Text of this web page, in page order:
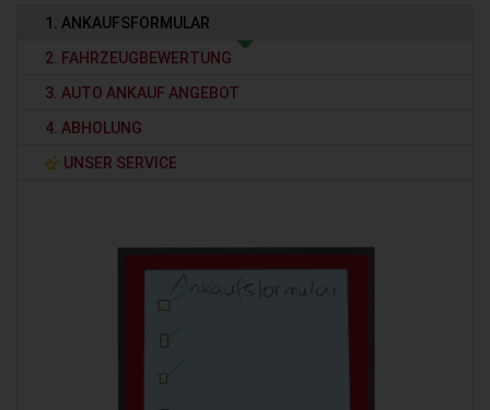
1. ANKAUFSFORMULAR
2. FAHRZEUGBEWERTUNG
3. AUTO ANKAUF ANGEBOT
4. ABHOLUNG
UNSER SERVICE